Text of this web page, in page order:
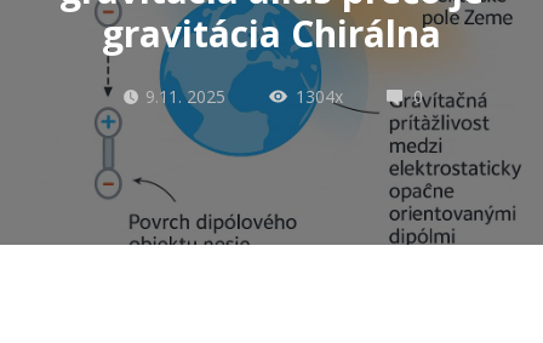
gravitácia Chirálna
9.11. 2025 1304x 0